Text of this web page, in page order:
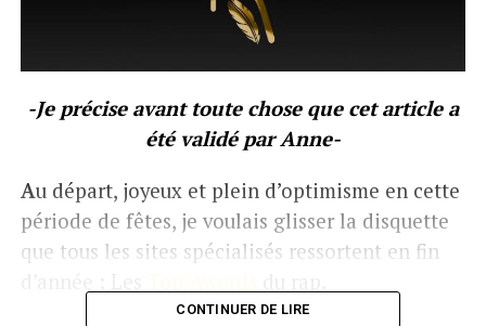
-Je précise avant toute chose que cet article a
été validé par Anne-
Au départ, joyeux et plein d’optimisme en cette
période de fêtes, je voulais glisser la disquette
que tous les sites spécialisés ressortent en fin
CONTINUER DE LIRE